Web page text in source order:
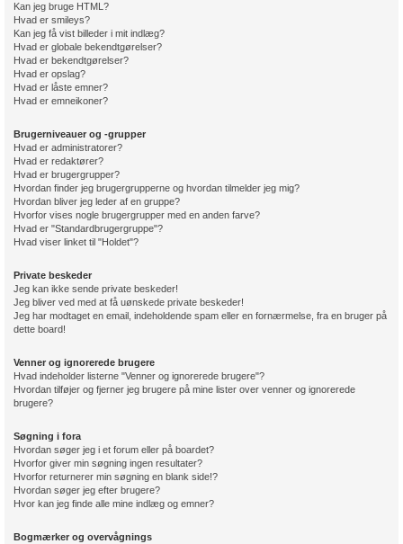
Kan jeg bruge HTML?
Hvad er smileys?
Kan jeg få vist billeder i mit indlæg?
Hvad er globale bekendtgørelser?
Hvad er bekendtgørelser?
Hvad er opslag?
Hvad er låste emner?
Hvad er emneikoner?
Brugerniveauer og -grupper
Hvad er administratorer?
Hvad er redaktører?
Hvad er brugergrupper?
Hvordan finder jeg brugergrupperne og hvordan tilmelder jeg mig?
Hvordan bliver jeg leder af en gruppe?
Hvorfor vises nogle brugergrupper med en anden farve?
Hvad er "Standardbrugergruppe"?
Hvad viser linket til "Holdet"?
Private beskeder
Jeg kan ikke sende private beskeder!
Jeg bliver ved med at få uønskede private beskeder!
Jeg har modtaget en email, indeholdende spam eller en fornærmelse, fra en bruger på
dette board!
Venner og ignorerede brugere
Hvad indeholder listerne "Venner og ignorerede brugere"?
Hvordan tilføjer og fjerner jeg brugere på mine lister over venner og ignorerede
brugere?
Søgning i fora
Hvordan søger jeg i et forum eller på boardet?
Hvorfor giver min søgning ingen resultater?
Hvorfor returnerer min søgning en blank side!?
Hvordan søger jeg efter brugere?
Hvor kan jeg finde alle mine indlæg og emner?
Bogmærker og overvågnings